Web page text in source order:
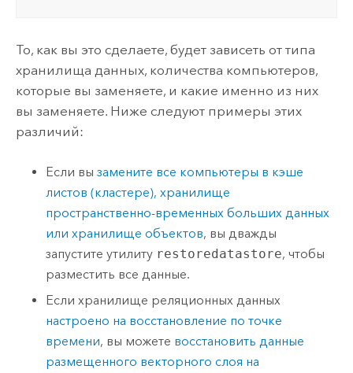
То, как вы это сделаете, будет зависеть от типа
хранилища данных, количества компьютеров,
которые вы заменяете, и какие именно из них
вы заменяете. Ниже следуют примеры этих
различий:
Если вызамените все компьютеры в кэше
листов (кластере), хранилище
пространственно-временных больших данных
или хранилище объектов, вы дважды
запустите утилиту restoredatastore, чтобы
разместить все данные.
Если хранилище реляционных данных
настроено на восстановление по точке
времени, вы можете восстановить данные
размещенного векторного слоя на